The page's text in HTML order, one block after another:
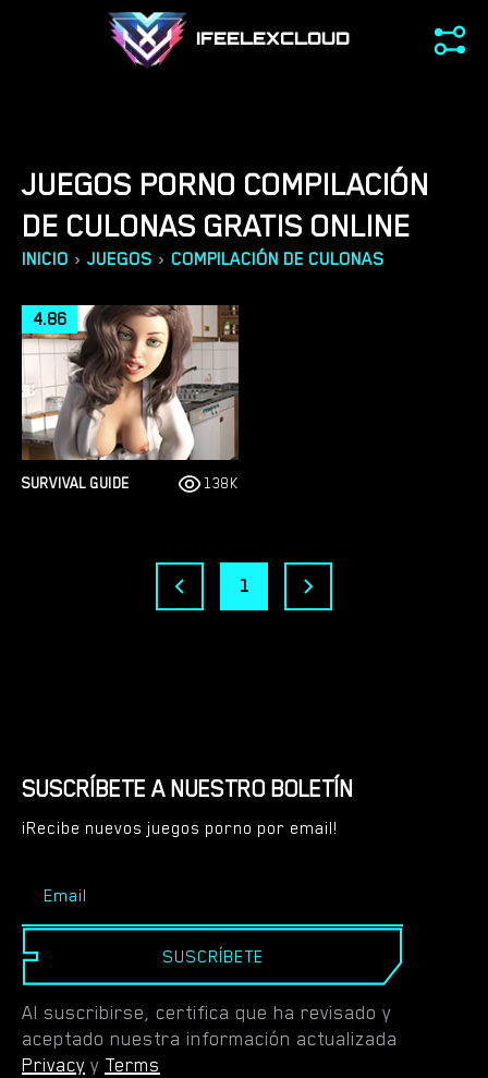
IFEELEXCLOUD
JUEGOS PORNO COMPILACIÓN
DE CULONAS GRATIS ONLINE
INICIO › JUEGOS › COMPILACIÓN DE CULONAS
SURVIVAL GUIDE
4.86
138K
1
SUSCRÍBETE A NUESTRO BOLETÍN
¡Recibe nuevos juegos porno por email!
SUSCRÍBETE
Al suscribirse, certifica que ha revisado y
aceptado nuestra información actualizada
Privacy y Terms